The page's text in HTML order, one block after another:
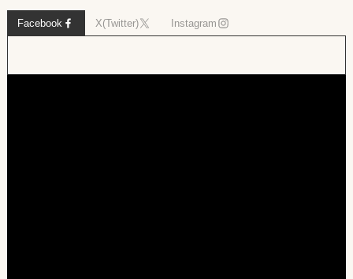
Facebook X(Twitter) Instagram